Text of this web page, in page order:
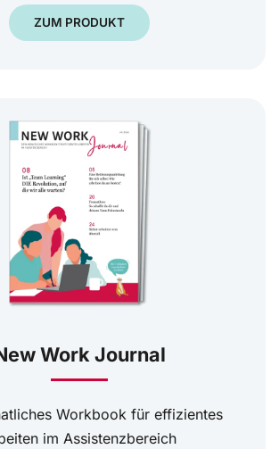
ZUM PRODUKT
Work Journal
Workbook für effizientes
im Assistenzbereich